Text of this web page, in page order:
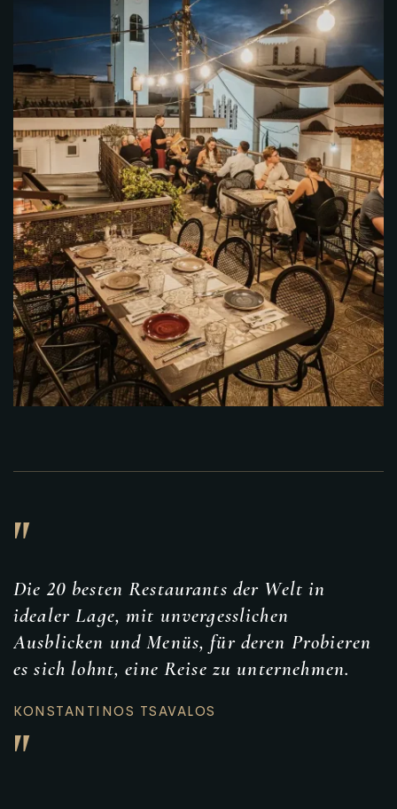
"
Die 20 besten Restaurants der Welt in
idealer Lage, mit unvergesslichen
Ausblicken und Menüs, für deren Probieren
es sich lohnt, eine Reise zu unternehmen.
KONSTANTINOS TSAVALOS
"